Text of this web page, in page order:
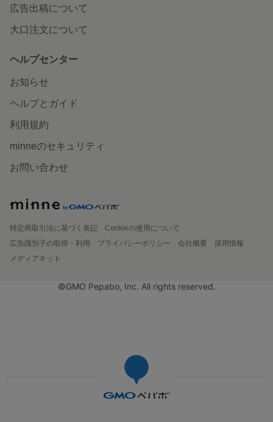
広告出稿について
大口注文について
ヘルプセンター
お知らせ
ヘルプとガイド
利用規約
minneのセキュリティ
お問い合わせ
特定商取引法に基づく表記
Cookieの使用について
広告識別子の取得・利用
プライバシーポリシー 会社概要
採用情報
メディアキット
©GMO Pepabo, Inc. All rights reserved.